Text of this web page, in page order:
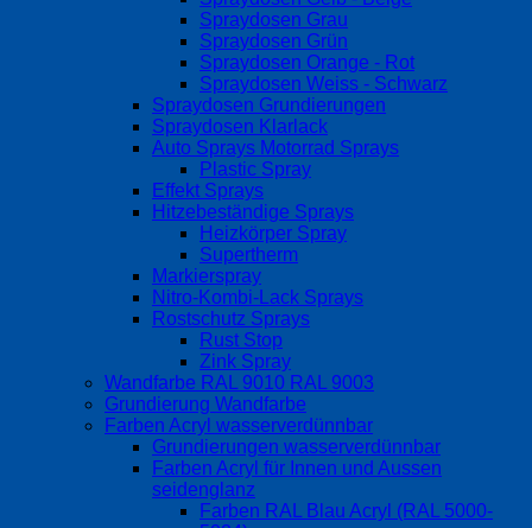
Spraydosen Grau
Spraydosen Grün
Spraydosen Orange - Rot
Spraydosen Weiss - Schwarz
Spraydosen Grundierungen
Spraydosen Klarlack
Auto Sprays Motorrad Sprays
Plastic Spray
Effekt Sprays
Hitzebeständige Sprays
Heizkörper Spray
Supertherm
Markierspray
Nitro-Kombi-Lack Sprays
Rostschutz Sprays
Rust Stop
Zink Spray
Wandfarbe RAL 9010 RAL 9003
Grundierung Wandfarbe
Farben Acryl wasserverdünnbar
Grundierungen wasserverdünnbar
Farben Acryl für Innen und Aussen
seidenglanz
Farben RAL Blau Acryl (RAL 5000-